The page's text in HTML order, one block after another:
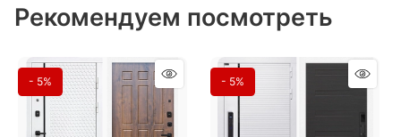
Рекомендуем посмотреть
- 5% - 5%